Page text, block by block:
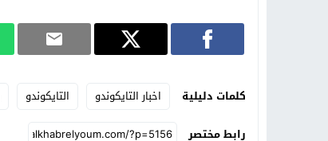
كلمات دليلية اخبار التايكوندو التايكوندو
رابط مختصر